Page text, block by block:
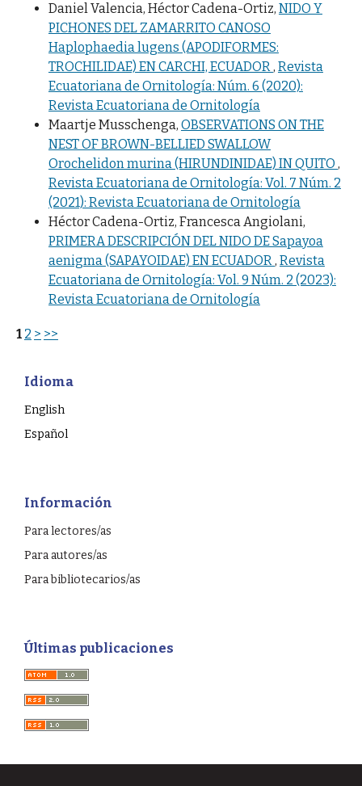
Daniel Valencia, Héctor Cadena-Ortiz, NIDO Y
PICHONES DEL ZAMARRITO CANOSO
Haplophaedia lugens (APODIFORMES:
TROCHILIDAE) EN CARCHI, ECUADOR, Revista
Ecuatoriana de Ornitología: Núm. 6 (2020):
Revista Ecuatoriana de Ornitología
Maartje Musschenga, OBSERVATIONS ON THE
NEST OF BROWN-BELLIED SWALLOW
Orochelidon murina (HIRUNDINIDAE) IN QUITO ,
Revista Ecuatoriana de Ornitología: Vol. 7 Núm. 2
(2021): Revista Ecuatoriana de Ornitología
Héctor Cadena-Ortiz, Francesca Angiolani,
PRIMERA DESCRIPCIÓN DEL NIDO DE Sapayoa
aenigma (SAPAYOIDAE) EN ECUADOR, Revista
Ecuatoriana de Ornitología: Vol. 9 Núm. 2 (2023):
Revista Ecuatoriana de Ornitología
1 2 > >>
Idioma
English
Español
Información
Para lectores/as
Para autores/as
Para bibliotecarios/as
Últimas publicaciones